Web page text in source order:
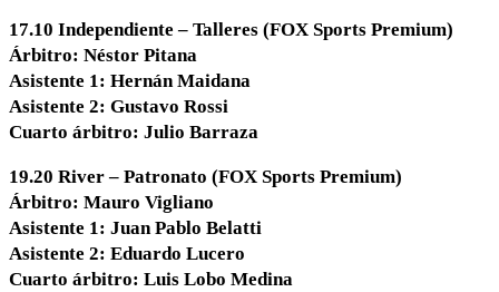
17.10 Independiente – Talleres (FOX Sports Premium)
Árbitro: Néstor Pitana
Asistente 1: Hernán Maidana
Asistente 2: Gustavo Rossi
Cuarto árbitro: Julio Barraza
19.20 River – Patronato (FOX Sports Premium)
Árbitro: Mauro Vigliano
Asistente 1: Juan Pablo Belatti
Asistente 2: Eduardo Lucero
Cuarto árbitro: Luis Lobo Medina